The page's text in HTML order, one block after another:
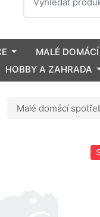
MALÉ
HOBBY A ZAHRADA
Malé domácí